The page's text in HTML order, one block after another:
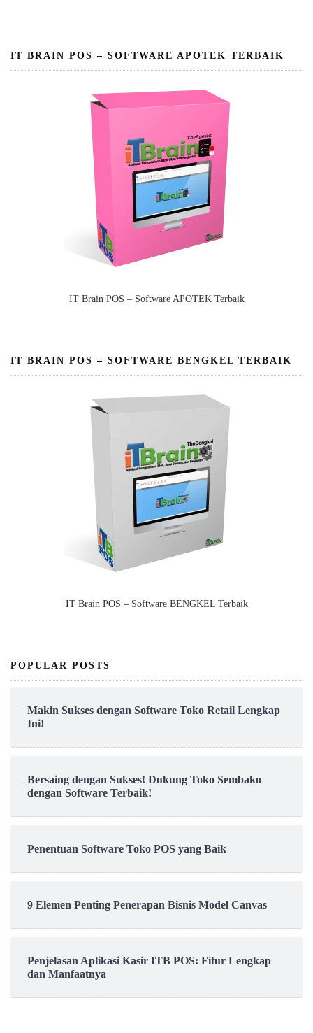
IT BRAIN POS – SOFTWARE APOTEK TERBAIK
IT Brain POS – Software APOTEK Terbaik
IT BRAIN POS – SOFTWARE BENGKEL TERBAIK
IT Brain POS – Software BENGKEL Terbaik
POPULAR POSTS
Makin Sukses dengan Software Toko Retail Lengkap
Ini!
Bersaing dengan Sukses! Dukung Toko Sembako
dengan Software Terbaik!
Penentuan Software Toko POS yang Baik
9 Elemen Penting Penerapan Bisnis Model Canvas
Penjelasan Aplikasi Kasir ITB POS: Fitur Lengkap
dan Manfaatnya